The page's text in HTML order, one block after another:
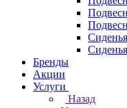
Бренды
Акции
Услуги
Назад